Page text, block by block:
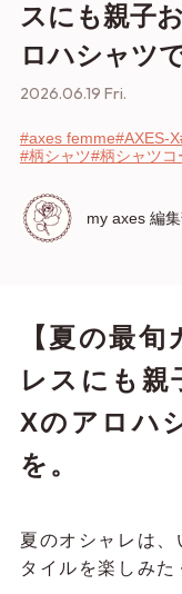
スにも親子
ロハシャツ
2026.06.19 Fri.
#axes femme#AXES-X
#柄シャツ#柄シャツコ
my axes 編
【夏の最
レスにも
Xのアロハ
を。
夏のオシャレは
タイルを楽しみ